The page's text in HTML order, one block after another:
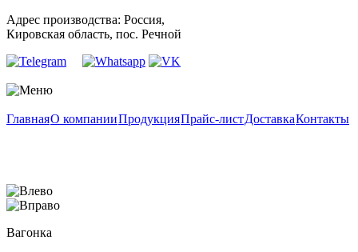
Адрес производства: Россия,
Кировская область, пос. Речной
ГлавнаяО компанииПродукцияПрайс-листДоставкаКонтакты
Вагонка